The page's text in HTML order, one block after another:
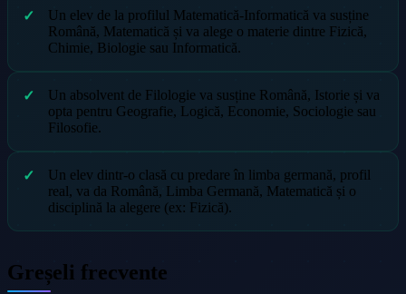
Un elev de la profilul Matematică-Informatică va susține
Română, Matematică și va alege o materie dintre Fizică,
Chimie, Biologie sau Informatică.
Un absolvent de Filologie va susține Română, Istorie și va
opta pentru Geografie, Logică, Economie, Sociologie sau
Filosofie.
Un elev dintr-o clasă cu predare în limba germană, profil
real, va da Română, Limba Germană, Matematică și o
disciplină la alegere (ex: Fizică).
Greșeli frecvente